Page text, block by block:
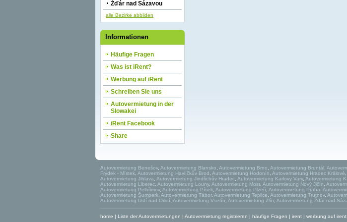
Žďár nad Sázavou
alle Bezirke abbilden
Informationen
Häufige Fragen
Was ist iRent?
Werbung auf iRent
Schreiben Sie uns
Autovermietung in der
Slowakei
iRent Facebook
Share
Autovermietung Benešov, Autovermietung Blansko Autovermietung Brno Autovermietung Bruntál
Frýdek - Místek Autovermietung Havlíčkův Brod Autovermietung Hodonín Autovermietung Hradec Králové
Autovermietung Jihlava Autovermietung Jindřichův Hradec Autovermietung Karlovy Vary, Autovermietung
Autovermietung Liberec Autovermietung Louny, Autovermietung Most Autovermietung Nový Jičín
Autovermietung Pelhřimov, Autovermietung Písek Autovermietung Plzeň Autovermietung Praha
Autovermietung Šumperk Autovermietung Tábor, Autovermietung Teplice Autovermietung Trutnov,
Autovermietung Ústí nad Orlicí Autovermietung Vsetín Autovermietung Zlín Autovermietung Žďár nad
home | Liste der Autovermietungen | Autovermietung registrieren | häufige Fragen | irent | werbung auf irent